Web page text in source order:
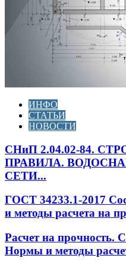
ИНФО
СТАТЬИ
НОВОСТИ
СНиП 2.04.02-84.
ПРАВИЛА.
СЕТИ...
ГОСТ 34233.1-2017
и методы расчета на
Расчет на прочность.
Нормы и методы